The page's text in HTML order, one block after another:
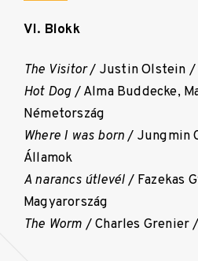
VI. Blokk
The Visitor/ Justin Olstein /
Hot Dog/ Alma Buddecke,
Németország
Where I was born/ Jungmin
Államok
A narancs útlevél/ Fazekas
Magyarország
The Worm / Charles Grenier